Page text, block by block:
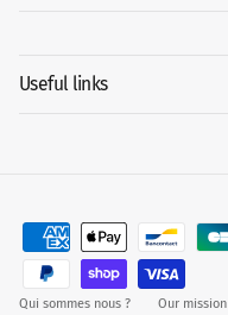
Useful links
Qui sommes nous ? Our mission